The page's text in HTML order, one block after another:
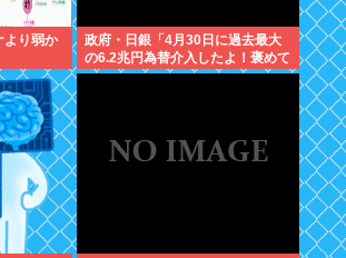
より弱か
政府・日銀「4月30日に過去最大
の6.2兆円為替介入したよ！褒めて
よ！」